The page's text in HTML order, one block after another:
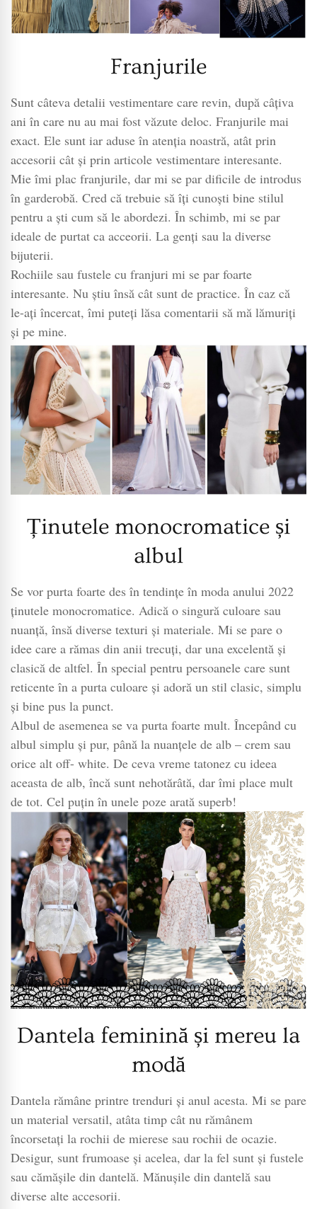
Franjurile
Sunt câteva detalii vestimentare care revin, după câțiva
ani în care nu au mai fost văzute deloc. Franjurile mai
exact. Ele sunt iar aduse în atenția noastră, atât prin
accesorii cât și prin articole vestimentare interesante.
Mie îmi plac franjurile, dar mi se par dificile de introdus
în garderobă. Cred că trebuie să îți cunoști bine stilul
pentru a ști cum să le abordezi. În schimb, mi se par
ideale de purtat ca acceorii. La genți sau la diverse
bijuterii.
Rochiile sau fustele cu franjuri mi se par foarte
interesante. Nu știu însă cât sunt de practice. În caz că
le-ați încercat, îmi puteți lăsa comentarii să mă lămuriți
și pe mine.
Ținutele monocromatice și
albul
Se vor purta foarte des în tendințe în moda anului 2022
ținutele monocromatice. Adică o singură culoare sau
nuanță, însă diverse texturi și materiale. Mi se pare o
idee care a rămas din anii trecuți, dar una excelentă și
clasică de altfel. În special pentru persoanele care sunt
reticente în a purta culoare și adoră un stil clasic, simplu
și bine pus la punct.
Albul de asemenea se va purta foarte mult. Începând cu
albul simplu și pur, până la nuanțele de alb – crem sau
orice alt off- white. De ceva vreme tatonez cu ideea
aceasta de alb, încă sunt nehotărâtă, dar îmi place mult
de tot. Cel puțin în unele poze arată superb!
Dantela feminină și mereu la
modă
Dantela rămâne printre trenduri și anul acesta. Mi se pare
un material versatil, atâta timp cât nu rămânem
încorsetați la rochii de mierese sau rochii de ocazie.
Desigur, sunt frumoase și acelea, dar la fel sunt și fustele
sau cămășile din dantelă. Mănușile din dantelă sau
diverse alte accesorii.